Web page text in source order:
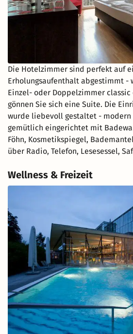
Die Hotelzimmer sind perfekt auf
Erholungsaufenthalt abgestimmt -
Einzel- oder Doppelzimmer
gönnen Sie sich eine Suite. Die
wurde liebevoll gestaltet - modern
gemütlich eingerichtet mit
Föhn, Kosmetikspiegel,
über Radio, Telefon, Lesesessel,
Wellness & Freizeit